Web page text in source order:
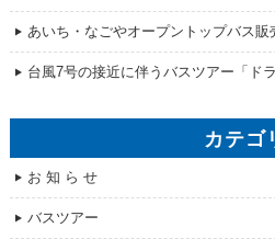
あいち・なごやオープントップバス販
台風7号の接近に伴うバスツアー「ドラゴ
カテゴ
お 知 ら せ
バスツアー